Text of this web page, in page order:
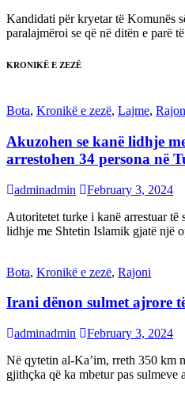
Kandidati për kryetar të Komunës
paralajmëroi se që në ditën e parë
KRONIKË E ZEZË
Bota, Kronikë e zezë, Lajme,
Akuzohen se kanë lidhje
arrestohen 34 persona në
adminadmin
February 3, 2024
Autoritetet turke i kanë arrestuar të
lidhje me Shtetin Islamik gjatë një
Bota, Kronikë e zezë, Rajoni
Irani dënon sulmet ajrore
adminadmin
February 3, 2024
Në qytetin al-Ka’im, rreth 350 km
gjithçka që ka mbetur pas